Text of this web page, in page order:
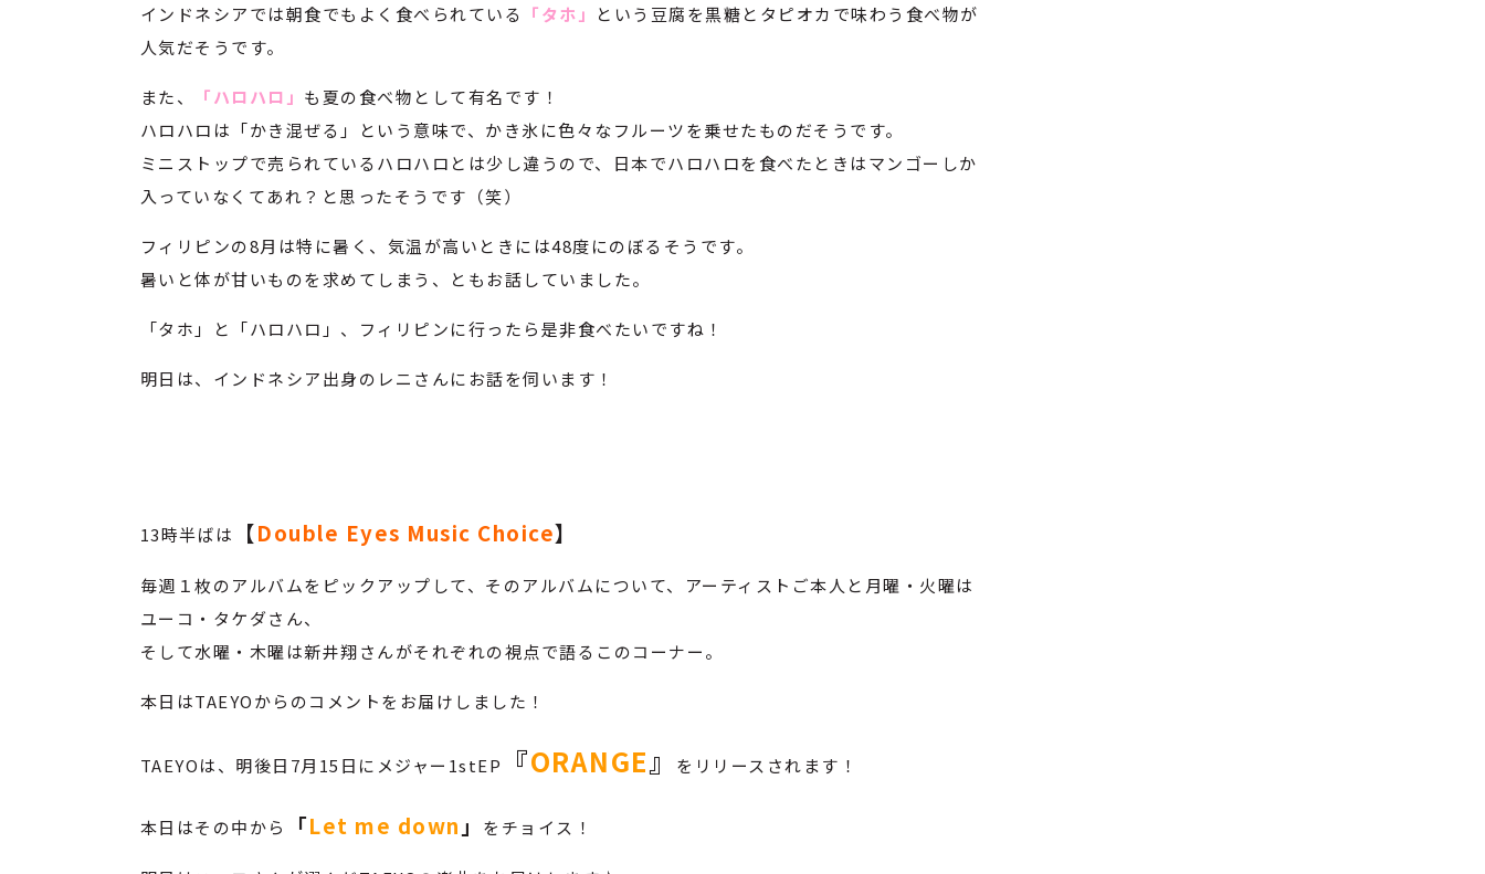
インドネシアでは朝食でもよく食べられている 「タホ」
という豆腐を黒糖とタピオカで味わう食べ物が
人気だそうです。
また、 「ハロハロ」 も夏の食べ物として有名です！
ハロハロは「かき混ぜる」という意味で、かき氷に色々なフルーツを乗せたものだそうです。
ミニストップで売られているハロハロとは少し違うので、日本でハロハロを食べたときはマンゴーしか
入っていなくてあれ？と思ったそうです（笑）
フィリピンの8月は特に暑く、気温が高いときには48度にのぼるそうです。
暑いと体が甘いものを求めてしまう、ともお話していました。
「タホ」と「ハロハロ」、フィリピンに行ったら是非食べたいですね！
明日は、インドネシア出身のレニさんにお話を伺います！
13時半ばは 【Double Eyes Music Choice】
毎週１枚のアルバムをピックアップして、そのアルバムについて、アーティストご本人と月曜・火曜は
ユーコ・タケダさん、
そして水曜・木曜は新井翔さんがそれぞれの視点で語るこのコーナー。
本日はTAEYOからのコメントをお届けしました！
TAEYOは、明後日7月15日にメジャー1stEP 『ORANGE』 をリリースされます！
本日はその中から 「Let me down 」 をチョイス！